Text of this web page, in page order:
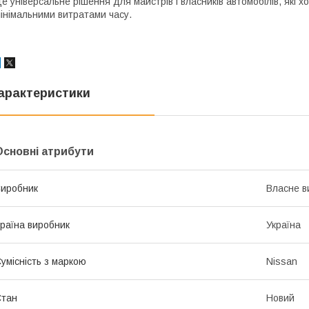
витратами часу.
атрибути
Власне
виробник Україна
з маркою Nissan
Новий